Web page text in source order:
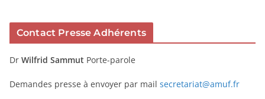
Contact Presse Adhérents
Dr Wilfrid Sammut Porte-parole
Demandes presse à envoyer par mail secretariat@amuf.fr